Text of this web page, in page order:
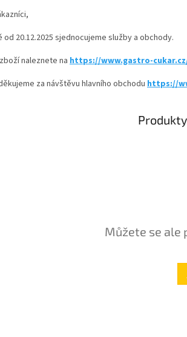
od 20.12.2025 sjednocujeme služby a obchody.
naleznete na https://www.gastro-
za návštěvu hlavního obchodu https://
Můžete se ale